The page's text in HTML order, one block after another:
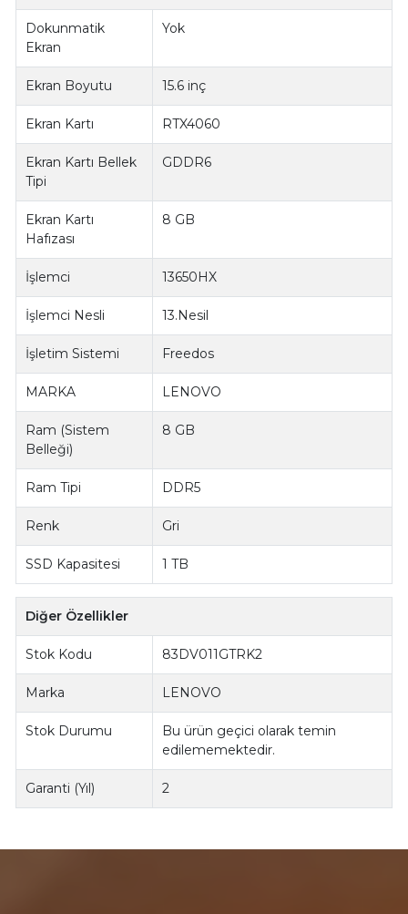
Dokunmatik
Ekran
Yok
Ekran Boyutu 15.6 inç
Ekran Kartı RTX4060
Ekran Kartı Bellek
Tipi
GDDR6
Ekran Kartı
Hafızası
8 GB
İşlemci 13650HX
İşlemci Nesli 13.Nesil
İşletim Sistemi Freedos
MARKA LENOVO
Ram (Sistem
Belleği)
8 GB
Ram Tipi DDR5
Renk Gri
SSD Kapasitesi 1 TB
Diğer Özellikler
Stok Kodu 83DV011GTRK2
Marka LENOVO
Stok Durumu
Bu ürün geçici olarak temin
edilememektedir.
Garanti (Yıl) 2